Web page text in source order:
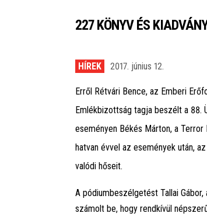
227 KÖNYV ÉS
HÍREK 2017. június 12.
Erről Rétvári Bence, az Emberi
Emlékbizottság tagja beszélt a 88.
eseményen Békés Márton, a
hatvan évvel az események után,
valódi hőseit.
A pódiumbeszélgetést Tallai
számolt be, hogy rendkívül